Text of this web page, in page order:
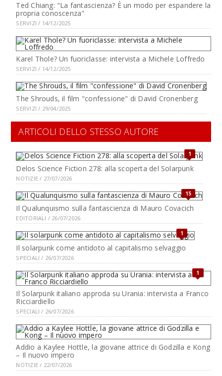
Ted Chiang: "La fantascienza? È un modo per espandere la
propria conoscenza"
SERVIZI / 14/12/2025
Karel Thole? Un fuoriclasse: intervista a Michele Loffredo
SERVIZI / 14/12/2025
The Shrouds, il film "confessione" di David Cronenberg
SERVIZI / 29/04/2025
ARTICOLI DELLO STESSO AUTORE
1
Delos Science Fiction 278: alla scoperta del Solarpunk
NOTIZIE / 27/07/2026
15
Il Qualunquismo sulla fantascienza di Mauro Covacich
EDITORIALI / 26/07/2026
1
Il solarpunk come antidoto al capitalismo selvaggio
SPECIALI / 26/07/2026
1
Il Solarpunk italiano approda su Urania: intervista a Franco
Ricciardiello
SPECIALI / 26/07/2026
Addio a Kaylee Hottle, la giovane attrice di Godzilla e Kong
– Il nuovo impero
NOTIZIE / 22/07/2026